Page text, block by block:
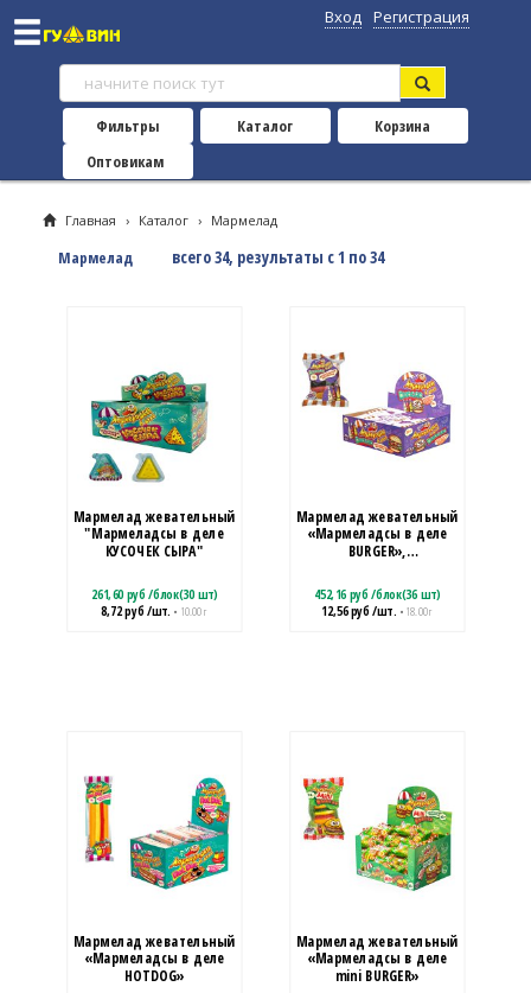
Вход Регистрация
Фильтры Каталог
Корзина
Оптовикам
Главная › Каталог › Мармелад
Мармелад всего 34, результаты с 1 по 34
Мармелад жевательный
"Мармеладсы в деле
КУСОЧЕК СЫРА"
261,60руб /блок(30 шт)
8,72руб /шт. • 10.00 г
Мармелад жевательный
«Мармеладсы в деле
BURGER»,
452,16 руб /блок(36 шт)
12,56руб /шт. • 18.00 г
Мармелад жевательный
«Мармеладсы в деле
HOTDOG»
Мармелад жевательный
«Мармеладсы в деле
mini BURGER»